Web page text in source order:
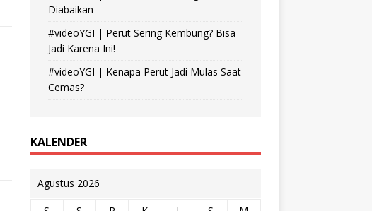
Diabaikan
#videoYGI | Perut Sering Kembung? Bisa
Jadi Karena Ini!
#videoYGI | Kenapa Perut Jadi Mulas Saat
Cemas?
KALENDER
Agustus 2026